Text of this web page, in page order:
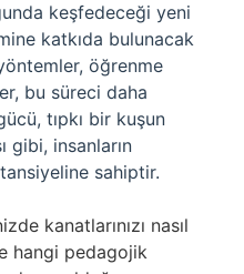
keşfedeceği yeni
katkıda bulunacak
öğrenme
bu süreci daha
tıpkı bir kuşun
gibi, insanların
sahiptir.
kanatlarınızı nasıl
hangi pedagojik